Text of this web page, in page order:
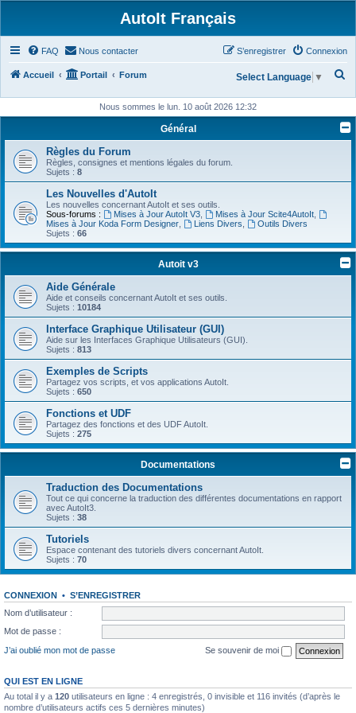
AutoIt Français
FAQ Nous contacter Connexion
S’enregistrer
Accueil Portail Forum
h
r
Select Language ▼
Nous sommes le lun. 10 août 2026 12:32
Général
Règles du Forum
Règles, consignes et mentions légales du forum.
Sujets : 8
Les Nouvelles d'AutoIt
Les nouvelles concernant AutoIt et ses outils.
Sous-forums :
Mises à Jour AutoIt V3, Mises à Jour Scite4AutoIt,
Mises à Jour Koda Form Designer
Liens Divers
Outils Divers
Sujets : 66
Autoit v3
Aide Générale
Aide et conseils concernant AutoIt et ses outils.
Sujets : 10184
Interface Graphique Utilisateur (GUI)
Aide sur les Interfaces Graphique Utilisateurs (GUI).
Sujets : 813
Exemples de Scripts
Partagez vos scripts, et vos applications AutoIt.
Sujets : 650
Fonctions et UDF
Partagez des fonctions et des UDF AutoIt.
Sujets : 275
Documentations
Traduction des Documentations
Tout ce qui concerne la traduction des différentes documentations en rapport
avec AutoIt3.
Sujets : 38
Tutoriels
Espace contenant des tutoriels divers concernant AutoIt.
Sujets : 70
CONNEXION • S’ENREGISTRER
Nom d’utilisateur :
Mot de passe :
J’ai oublié mon mot de passe
Se souvenir de moi
QUI EST EN LIGNE
Au total il y a 120 utilisateurs en ligne : 4 enregistrés, 0 invisible et 116 invités (d’après le
nombre d’utilisateurs actifs ces 5 dernières minutes)